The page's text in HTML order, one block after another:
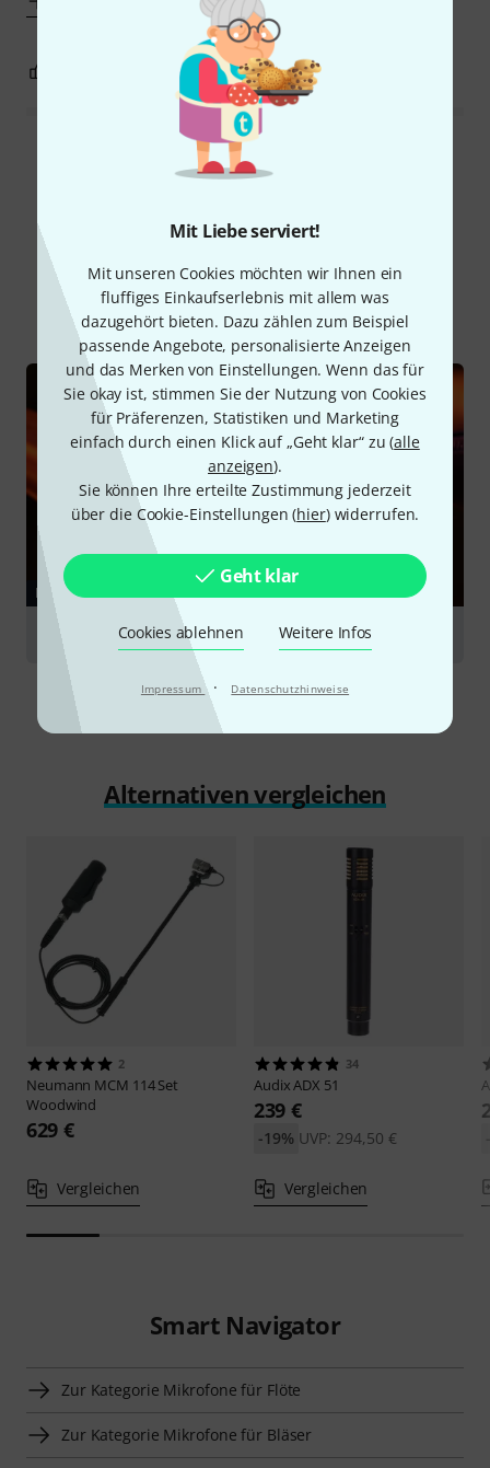
Mit Liebe serviert!
Mit unseren Cookies möchten wir Ihnen ein
fluffiges Einkaufserlebnis mit allem was
dazugehört bieten. Dazu zählen zum Beispiel
passende Angebote, personalisierte Anzeigen
und das Merken von Einstellungen. Wenn das für
Sie okay ist, stimmen Sie der Nutzung von Cookies
für Präferenzen, Statistiken und Marketing
einfach durch einen Klick auf „Geht klar“ zu (alle
anzeigen).
Sie können Ihre erteilte Zustimmung jederzeit
über die Cookie-Einstellungen (hier) widerrufen.
Geht klar
Cookies ablehnen Weitere Infos
Impressum · Datenschutzhinweise
BEWERTUNG MELDEN
Alle Bewertungen lesen
Alle Ratgeber
RATGEBER
Abnahme von Blasinstrumenten
Alternativen vergleichen
2
Neumann MCM 114 Set
Woodwind
629 €
Vergleichen
34
AudixADX 51
239 €
UVP: 294,50 €
-19%
Vergleichen
Smart Navigator
Zur Kategorie Mikrofone für Flöte
Zur Kategorie Mikrofone für Bläser